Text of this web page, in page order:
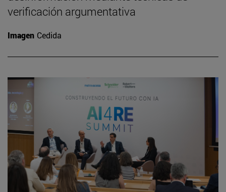
verificación argumentativa
Imagen Cedida